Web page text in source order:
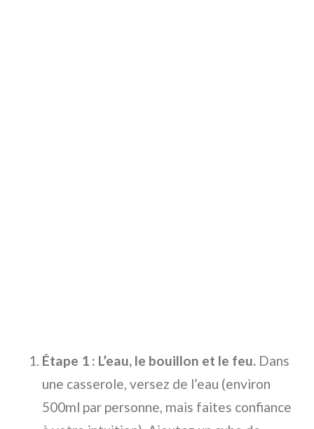
Étape 1 : L’eau, le bouillon et le feu. Dans
une casserole, versez de l’eau (environ
500ml par personne, mais faites confiance